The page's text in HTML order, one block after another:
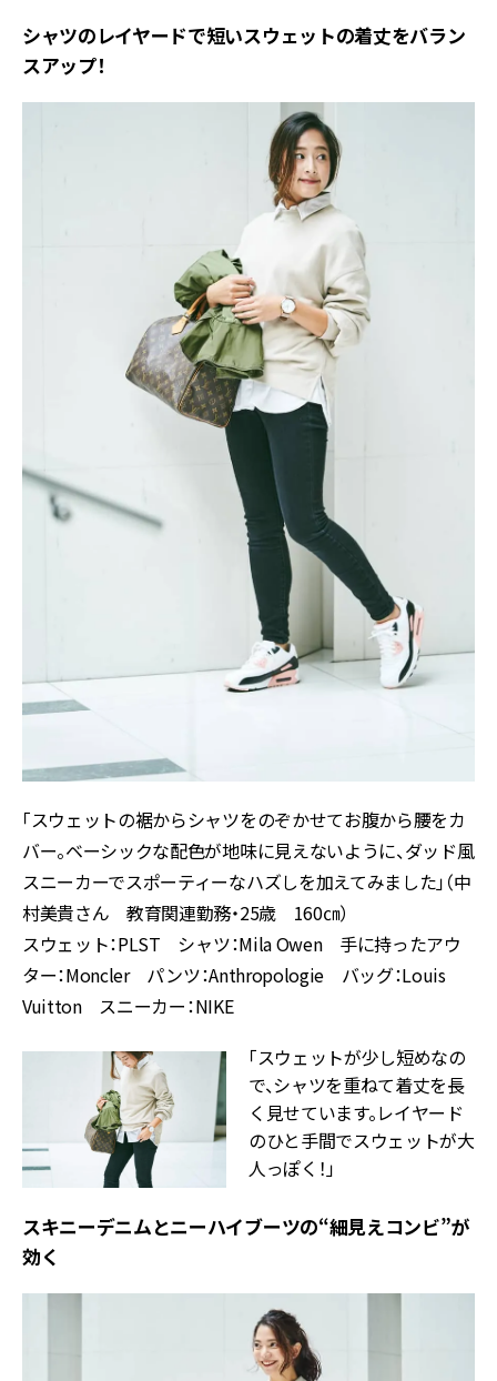
シャツのレイヤードで短いスウェットの着丈をバラン
スアップ！
「スウェットの裾からシャツをのぞかせてお腹から腰をカ
バー。ベーシックな配色が地味に見えないように、ダッド風
スニーカーでスポーティーなハズしを加えてみました」（中
村美貴さん 教育関連勤務・25歳 160㎝）
スウェット：PLST シャツ：Mila Owen 手に持ったアウ
ター：Moncler パンツ：Anthropologie バッグ：Louis
Vuitton スニーカー：NIKE
「スウェットが少し短めなの
で、シャツを重ねて着丈を長
く見せています。レイヤード
のひと手間でスウェットが大
人っぽく！」
スキニーデニムとニーハイブーツの“細見えコンビ”が
効く